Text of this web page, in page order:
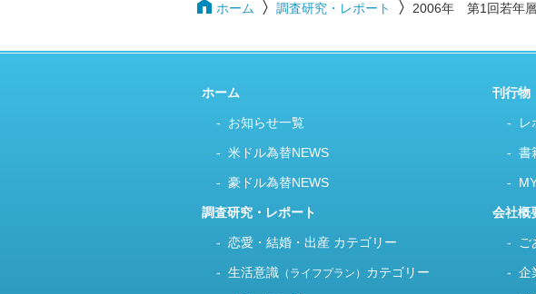
ホーム 調査研究・レポート 2006年 第1回若年
ホーム
お知らせ一覧
米ドル為替NEWS
豪ドル為替NEWS
調査研究・レポート
恋愛・結婚・出産 カテゴリー
生活意識 （ライフプラン） カテゴリー
刊行物
レ
書
会社概
ご
企